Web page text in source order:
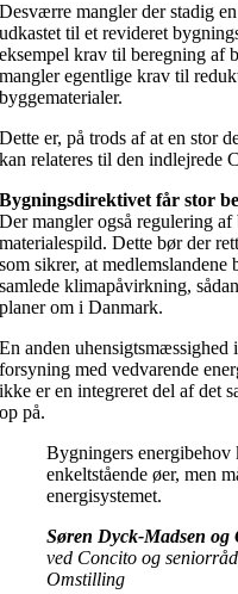
Desværre mangler der stadig
udkastet til et revideret
eksempel krav til beregning af
mangler egentlige krav til
byggematerialer.
Dette er, på trods af at en stor
kan relateres til den indlejrede
Bygningsdirektivet får stor
Der mangler også regulering
materialespild. Dette bør der
som sikrer, at
samlede klimapåvirkning,
planer om i Danmark.
En anden
forsyning med vedvarende
ikke er en integreret del af det
op på.
Bygningers energibehov
enkeltstående øer, men
energisystemet.
Søren Dyck-Madsen
ved Concito og
Omstilling